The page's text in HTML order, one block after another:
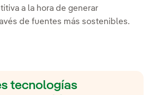
a la hora de generar
de fuentes más sostenibles.
tecnologías